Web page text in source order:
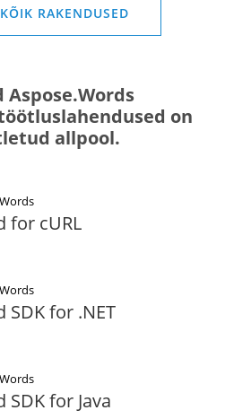
RAKENDUSED
Aspose.Words
on
allpool.
for cURL
SDK for .NET
SDK for Java